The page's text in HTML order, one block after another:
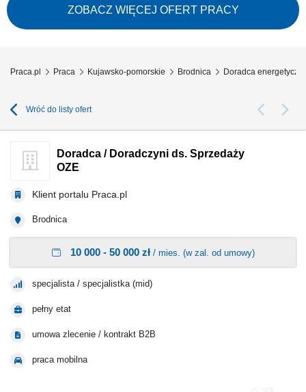
prowadzenie spotkań handlowych. Przygotowywanie ofert i finalizowanie
sprzedaży. Budowanie długofalowych relacji z klientami. Raportowanie
prowadzonych działań...
ZOBACZ WIĘCEJ OFERT PRACY
Praca.pl Praca Kujawsko-pomorskie Brodnica Doradca
Wróć do listy ofert
Doradca / Doradczyni ds. Sprzedaży
OZE
Klient portalu Praca.pl
Brodnica
10 000 - 50 000 zł/ mies. (w zal. od umowy)
specjalista / specjalistka (mid)
pełny etat
umowa zlecenie / kontrakt B2B
praca mobilna